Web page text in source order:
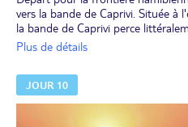
vers la bande de Caprivi. Située à
la bande de Caprivi perce
forme une route directe vers le
la nuit sur les rives de la rivière
Déjeuner libre.
Dîner et nuit à l'hôtel.
Plus de détails
JOUR 10